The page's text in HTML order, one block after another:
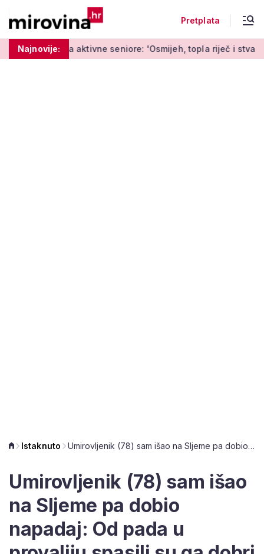
Pretplata
Najnovije:
seniore: 'Osmijeh, topla riječ i stvaranje novih
Istaknuto Umirovljenik (78) sam išao na Sljeme pa dobio napadaj: Od pada u provaliju spasili su ga dobri ljudi
Umirovljenik (78) sam išao
na Sljeme pa dobio
napadaj: Od pada u